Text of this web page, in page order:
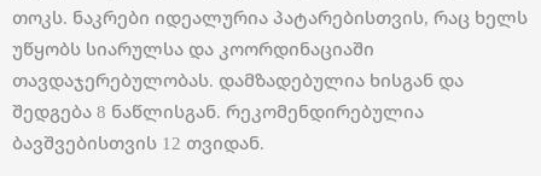
თოკს. ნაკრები იდეალურია პატარებისთვის, რაც ხელს
უწყობს სიარულსა და კოორდინაციაში
თავდაჯერებულობას. დამზადებულია ხისგან და
შედგება 8 ნაწლისგან. რეკომენდირებულია
ბავშვებისთვის 12 თვიდან.